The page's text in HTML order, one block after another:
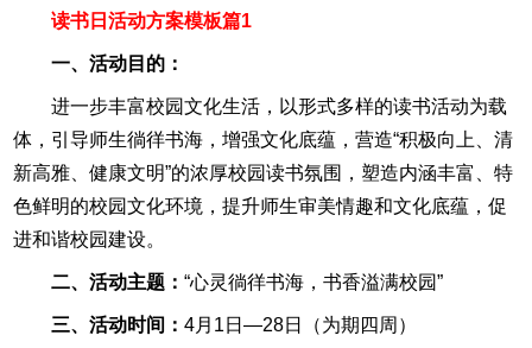
读书日活动方案模板篇1
一、活动目的：
进一步丰富校园文化生活，以形式多样的读书活动为载
体，引导师生徜徉书海，增强文化底蕴，营造“积极向上、清
新高雅、健康文明”的浓厚校园读书氛围，塑造内涵丰富、特
色鲜明的校园文化环境，提升师生审美情趣和文化底蕴，促
进和谐校园建设。
二、活动主题：“心灵徜徉书海，书香溢满校园”
三、活动时间：4月1日—28日（为期四周）